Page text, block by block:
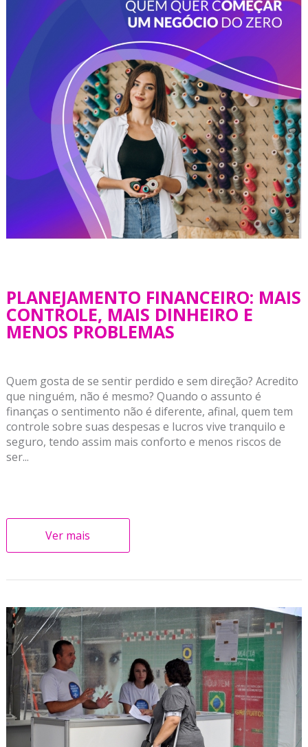
PLANEJAMENTO FINANCEIRO: MAIS
CONTROLE, MAIS DINHEIRO E
MENOS PROBLEMAS
Quem gosta de se sentir perdido e sem direção? Acredito
que ninguém, não é mesmo? Quando o assunto é
finanças o sentimento não é diferente, afinal, quem tem
controle sobre suas despesas e lucros vive tranquilo e
seguro, tendo assim mais conforto e menos riscos de
ser...
Ver mais